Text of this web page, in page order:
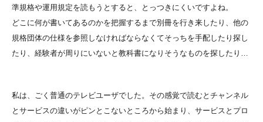
準規格や運用規定を読もうとすると、とっつきにくいですよね。
どこに何が書いてあるのかを把握するまで別冊を行き来したり、他の
規格団体の仕様を参照しなければならなくてそっちを手配したり探し
たり、経験者が周りにいないと教科書になりそうなものを探したり…
私は、ごく普通のテレビユーザでした。その感覚で読むとチャンネル
とサービスの違いがピンとこないところから始まり、サービスとプロ